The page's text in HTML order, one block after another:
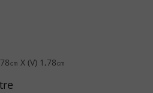
㎝ X (V) 1,78㎝